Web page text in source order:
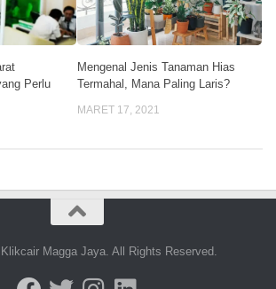
Perlu
Mengenal Jenis Tanaman Hias
Termahal, Mana Paling Laris?
MARET 17, 2021
Magga Jaya. All Rights Reserved.